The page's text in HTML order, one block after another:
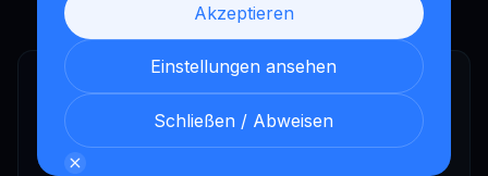
Akzeptieren
Einstellungen ansehen
Schließen / Abweisen
YouHodler SA
Registrierter Finanzintermediär
YouHodler Italy S.R.L.